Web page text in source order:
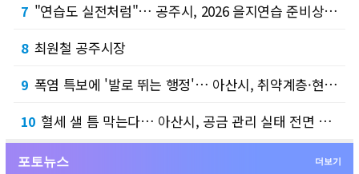
7 "연습도 실전처럼"… 공주시, 2026 을지연습 준비상황 점검
8 최원철 공주시장
9 폭염 특보에 '발로 뛰는 행정'… 아산시, 취약계층·현장 노동자 밀착 보호
10 혈세 샐 틈 막는다… 아산시, 공금 관리 실태 전면 재조사
포토뉴스 더보기